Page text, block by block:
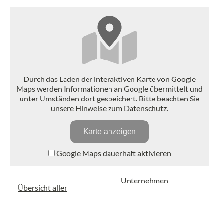
Durch das Laden der interaktiven Karte von Google
Maps werden Informationen an Google übermittelt und
unter Umständen dort gespeichert. Bitte beachten Sie
unsere Hinweise zum Datenschutz
Karte anzeigen
Google Maps dauerhaft aktivieren
Übersicht aller
Unternehmen